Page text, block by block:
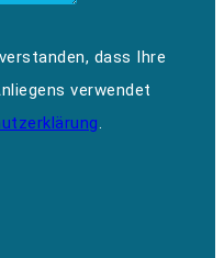
dass Ihre
verwendet
.